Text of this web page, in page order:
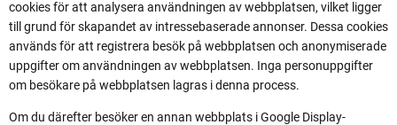
cookies för att analysera användningen av webbplatsen, vilket ligger
till grund för skapandet av intressebaserade annonser. Dessa cookies
används för att registrera besök på webbplatsen och anonymiserade
uppgifter om användningen av webbplatsen. Inga personuppgifter
om besökare på webbplatsen lagras i denna process.
Om du därefter besöker en annan webbplats i Google Display-